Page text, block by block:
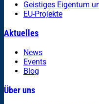
Geistiges Eigentum
EU-Projekte
Aktuelles
News
Events
Blog
Über uns